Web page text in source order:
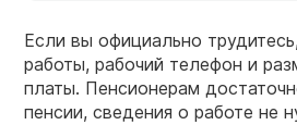
Если вы официально
работы, рабочий телефон и
платы. Пенсионерам
пенсии, сведения о работе не